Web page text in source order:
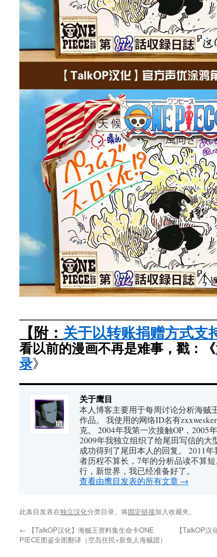
【附： 关于以转账捐赠方式支
看以前的漫画不再是难事，戳：《
录》
关于鹰目
本人博客主要用于每周讨论分析海贼
作品。 我使用的网络ID名有
克。 2004年我第一次接触OP，2005
2009年我独立组织了给尾田写信的大
成功得到了尾田本人的回复。 2011
者历程不算长，7年的分析品读不算
行，新世界，我已经准备好了。
查看由鹰目发表的所有文章 →
此条目发表在独立汉化分类目录。将固定链接加入收藏夹。
← 【TalkOP汉化】海贼王资料集生命卡ONE
PIECE图鉴全图翻译（空岛住民+新鱼人海贼团）
【TalkOP